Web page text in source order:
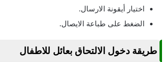
اختيار أيقونة الارسال.
الضغط على طباعة الايصال.
طريقة دخول الالتحاق بعائل للاطفال